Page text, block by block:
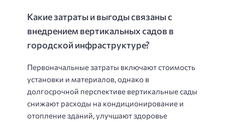
Какие затраты и выгоды связаны с
внедрением вертикальных садов в
городской инфраструктуре?
Первоначальные затраты включают стоимость
установки и материалов, однако в
долгосрочной перспективе вертикальные сады
снижают расходы на кондиционирование и
отопление зданий, улучшают здоровье